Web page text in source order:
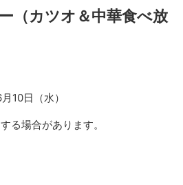
（カツオ＆中華食べ放
10日（水）
る場合があります。